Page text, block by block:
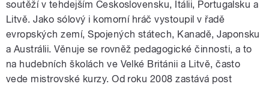
soutěží v tehdejším Československu, Itálii, Portugalsku a
Litvě. Jako sólový i komorní hráč vystoupil v řadě
evropských zemí, Spojených státech, Kanadě, Japonsku
a Austrálii. Věnuje se rovněž pedagogické činnosti, a to
na hudebních školách ve Velké Británii a Litvě, často
vede mistrovské kurzy. Od roku 2008 zastává post